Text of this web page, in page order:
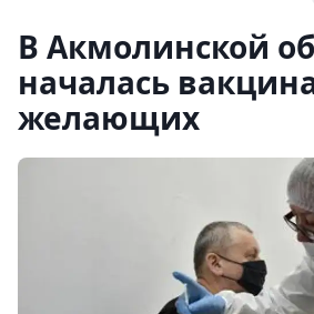
В Акмолинской
началась
желающих